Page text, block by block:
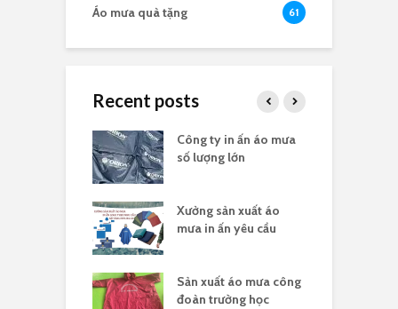
Áo mưa quà tặng 61
Recent posts
Công ty in ấn áo mưa
số lượng lớn
Xưởng sản xuất áo
mưa in ấn yêu cầu
Sản xuất áo mưa công
đoàn trường học